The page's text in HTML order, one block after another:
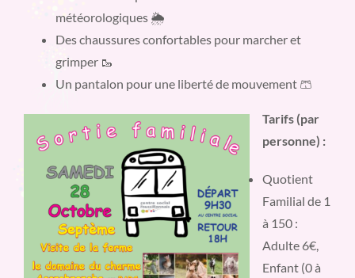
météorologiques 🌦️
Des chaussures confortables pour marcher et
grimper 🥾
Un pantalon pour une liberté de mouvement 🩳
Tarifs (par
personne) :
Quotient
Familial de 1
à 150 :
Adulte 6€,
Enfant (0 à